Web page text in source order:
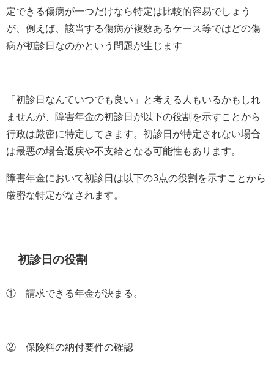
定できる傷病が一つだけなら特定は比較的容易でしょう
が、例えば、該当する傷病が複数あるケース等ではどの傷
病が初診日なのかという問題が生じます
「初診日なんていつでも良い」と考える人もいるかもしれ
ませんが、障害年金の初診日が以下の役割を示すことから
行政は厳密に特定してきます。初診日が特定されない場合
は最悪の場合返戻や不支給となる可能性もあります。
障害年金において初診日は以下の3点の役割を示すことから
厳密な特定がなされます。
初診日の役割
① 請求できる年金が決まる。
② 保険料の納付要件の確認